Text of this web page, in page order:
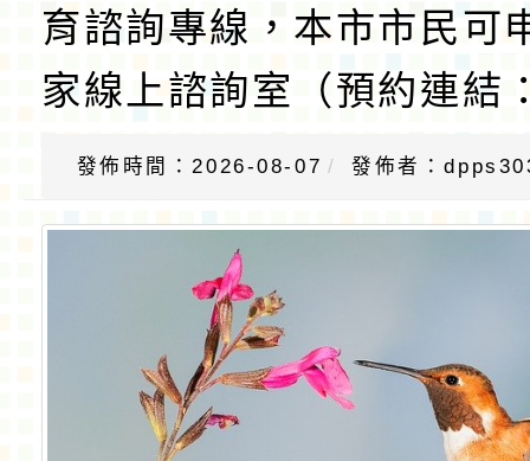
育諮詢專線，本市市民可
家線上諮詢室（預約連結
發佈時間：2026-08-07 發佈者：